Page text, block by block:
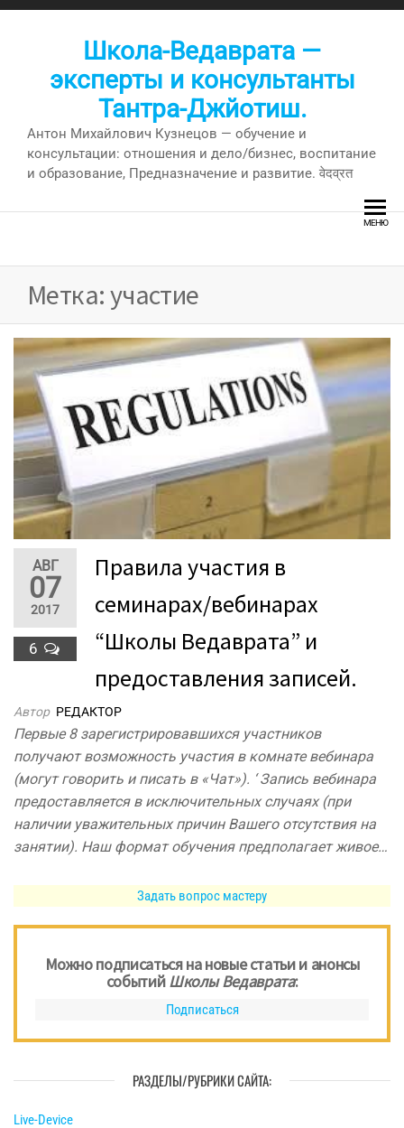
Перейти
Школа-Ведаврата —
эксперты и консультанты
Тантра-Джйотиш.
Антон Михайлович Кузнецов — обучение и
консультации: отношения и дело/бизнес, воспитание
и образование, Предназначение и развитие. वेदव्रत
МЕНЮ
Метка:участие
АВГ
07
2017
6
Правила участия в
семинарах/вебинарах
“Школы Ведаврата” и
предоставления записей.
Автор РЕДАКТОР
​Первые 8 зарегистрировавшихся участников
получают возможность участия в комнате вебинара
(могут говорить и писать в «Чат»). ‘ Запись вебинара
предоставляется в исключительных случаях (при
наличии уважительных причин Вашего отсутствия на
занятии). Наш формат обучения предполагает живое…
Задать вопрос мастеру
Можно подписаться на новые статьи и анонсы
событийШколы Ведаврата:
Подписаться
РАЗДЕЛЫ/РУБРИКИ САЙТА:
Live-Device